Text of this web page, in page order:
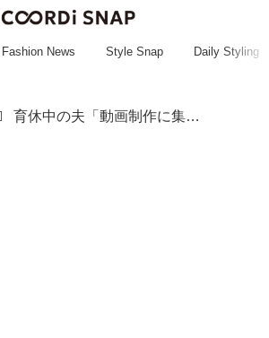
~~~~~~~~~~~
Fashion News Style Snap Daily Styling
育休中の夫「動画制作に集中できる」って、は？ →「パパね」夫を変えた息子の暴露と『園長の一言』